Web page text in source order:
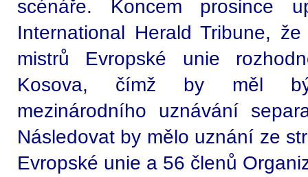
scénáře. Koncem prosince
International Herald Tribune,
mistrů Evropské unie
Kosova, čímž by měl
mezinárodního uznávání
Následovat by mělo uznání ze
Evropské unie a 56 členů